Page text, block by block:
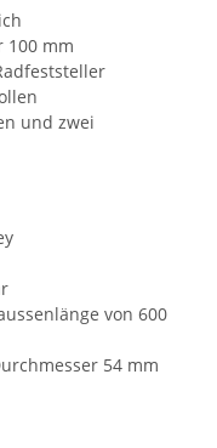
100 mm
und zwei
von 600
54 mm